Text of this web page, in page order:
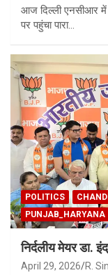
आज दिल्ली एनसीआर में
पर पहुंचा पारा…
POLITICS
PUNJAB_HARYANA
निर्दलीय मेयर डा.
April 29, 2026 R.